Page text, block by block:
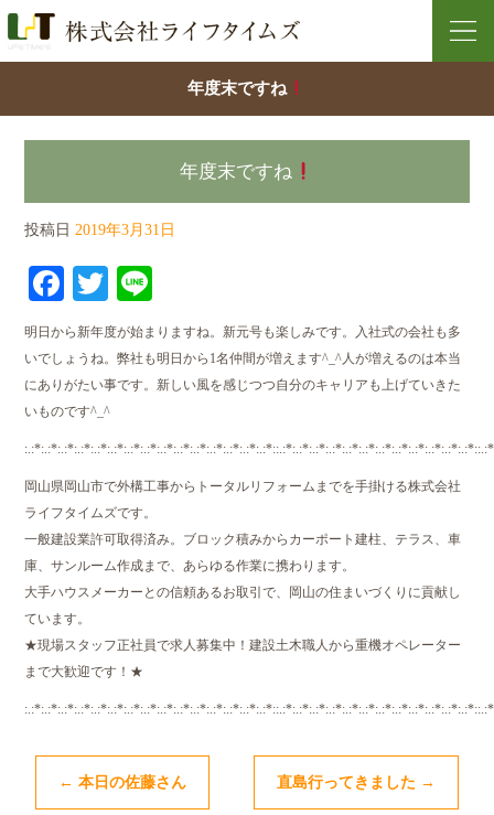
年度末ですね
年度末ですね
投稿日 2019年3月31日
Facebook
Twitter
明日から新年度が始まりますね。新元号も楽しみです。入社式の会社も多
いでしょうね。弊社も明日から1名仲間が増えます^_^人が増えるのは本当
にありがたい事です。新しい風を感じつつ自分のキャリアも上げていきた
いものです^_^
岡山県岡山市で外構工事からトータルリフォームまでを手掛ける株式会社
ライフタイムズです。
一般建設業許可取得済み。ブロック積みからカーポート建柱、テラス、車
庫、サンルーム作成まで、あらゆる作業に携わります。
大手ハウスメーカーとの信頼あるお取引で、岡山の住まいづくりに貢献し
ています。
★現場スタッフ正社員で求人募集中！建設土木職人から重機オペレーター
まで大歓迎です！★
← 本日の佐藤さん 直島行ってきました →